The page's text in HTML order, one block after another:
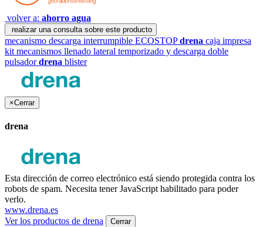
volver a: ahorro agua
realizar una consulta sobre este producto
mecanismo descarga interrumpible ECOSTOPdrena caja impresa
kit mecanismos llenado lateral temporizado y descarga doble
pulsadordrena blister
×Cerrar
drena
Esta dirección de correo electrónico está siendo protegida contra los
robots de spam. Necesita tener JavaScript habilitado para poder
verlo.
www.drena.es
Ver los productos de drena
Cerrar